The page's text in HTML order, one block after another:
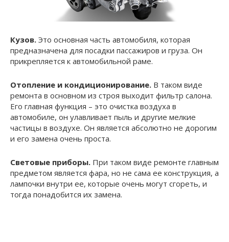
Кузов. Это основная часть автомобиля, которая
предназначена для посадки пассажиров и груза. Он
прикрепляется к автомобильной раме.
Отопление и кондиционирование. В таком виде
ремонта в основном из строя выходит фильтр салона.
Его главная функция – это очистка воздуха в
автомобиле, он улавливает пыль и другие мелкие
частицы в воздухе. Он является абсолютно не дорогим
и его замена очень проста.
Световые приборы. При таком виде ремонте главным
предметом является фара, но не сама ее конструкция, а
лампочки внутри ее, которые очень могут сгореть, и
тогда понадобится их замена.